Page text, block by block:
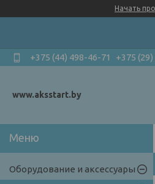
Начать
+375 (44) 498-46-71 +375
www.aksstart.by
Оборудование и аксессуары